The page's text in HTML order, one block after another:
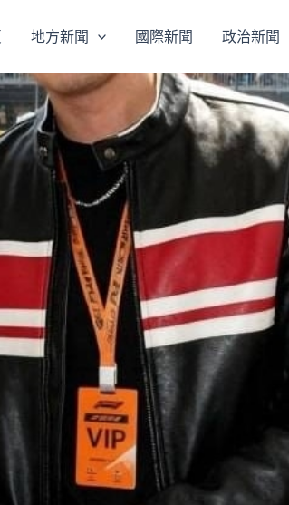
地方新聞 國際新聞 政治新聞